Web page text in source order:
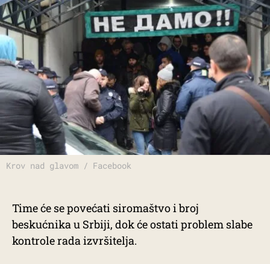
Krov nad glavom / Facebook
Time će se povećati siromaštvo i broj
beskućnika u Srbiji, dok će ostati problem slabe
kontrole rada izvršitelja.